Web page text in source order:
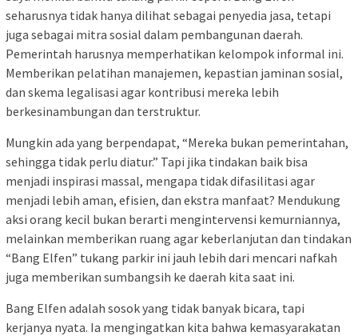
seharusnya tidak hanya dilihat sebagai penyedia jasa, tetapi
juga sebagai mitra sosial dalam pembangunan daerah.
Pemerintah harusnya memperhatikan kelompok informal ini.
Memberikan pelatihan manajemen, kepastian jaminan sosial,
dan skema legalisasi agar kontribusi mereka lebih
berkesinambungan dan terstruktur.
Mungkin ada yang berpendapat, “Mereka bukan pemerintahan,
sehingga tidak perlu diatur.” Tapi jika tindakan baik bisa
menjadi inspirasi massal, mengapa tidak difasilitasi agar
menjadi lebih aman, efisien, dan ekstra manfaat? Mendukung
aksi orang kecil bukan berarti mengintervensi kemurniannya,
melainkan memberikan ruang agar keberlanjutan dan tindakan
“Bang Elfen” tukang parkir ini jauh lebih dari mencari nafkah
juga memberikan sumbangsih ke daerah kita saat ini.
Bang Elfen adalah sosok yang tidak banyak bicara, tapi
kerjanya nyata. Ia mengingatkan kita bahwa kemasyarakatan